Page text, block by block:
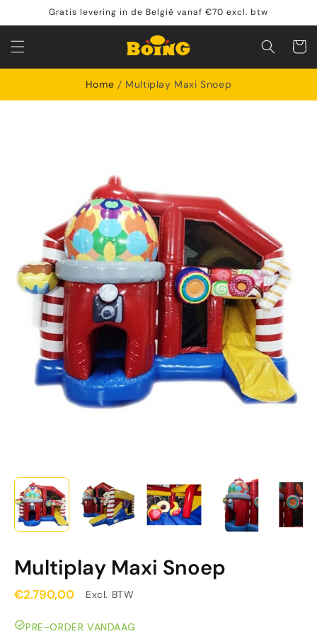
naar de
content
Gratis levering in de België vanaf €70 excl. btw
Home Multiplay Maxi Snoep
Multiplay Maxi Snoep
€2.790,00 Excl. BTW
PRE-ORDER VANDAAG